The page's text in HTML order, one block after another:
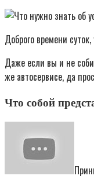
Доброго времени
Даже если вы и не
же автосервисе, да
Что собой